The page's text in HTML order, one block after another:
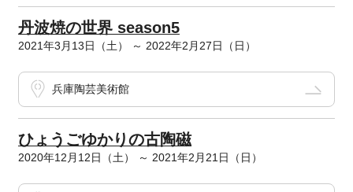
丹波焼の世界 season5
2021年3月13日（土） ～ 2022年2月27日（日）
兵庫陶芸美術館
ひょうごゆかりの古陶磁
2020年12月12日（土） ～ 2021年2月21日（日）